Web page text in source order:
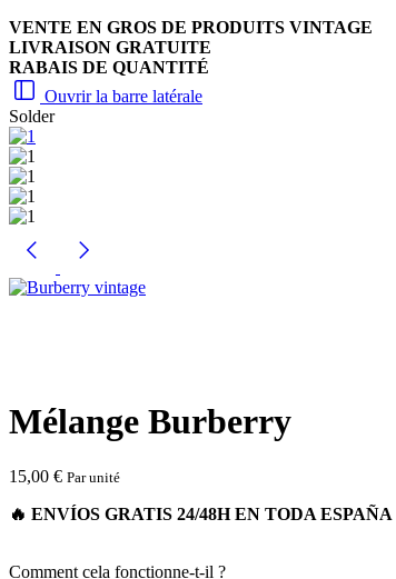
VENTE EN GROS DE PRODUITS VINTAGE
LIVRAISON GRATUITE
RABAIS DE QUANTITÉ
Ouvrir la barre latérale
Solder
Mélange Burberry
15,00 € Par unité
Comment cela fonctionne-t-il ?